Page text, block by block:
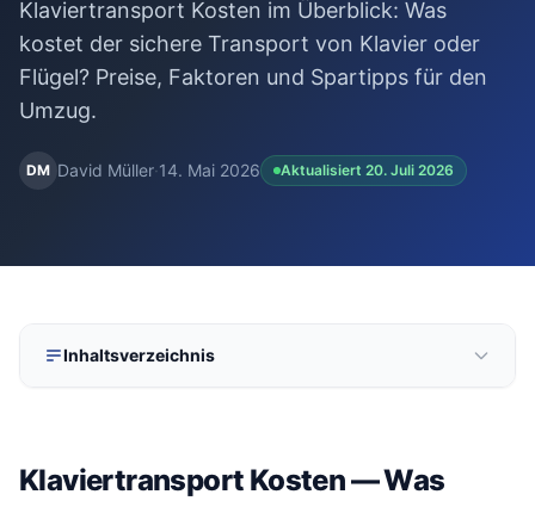
Kostenlose Beratung
+49 1579 2639409
kostenlos·unverbindlich·100% kostenlos
Klaviertransport Kosten im Überblick: Was
kostet der sichere Transport von Klavier oder
Flügel? Preise, Faktoren und Spartipps für den
Umzug.
DM David Müller·14. Mai 2026 Aktualisiert 20. Juli 2026
Inhaltsverzeichnis
02Klaviertransport Kosten im Überblick
Klaviertransport Kosten — Was